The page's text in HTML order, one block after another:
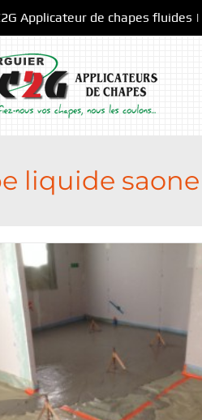
Applicateur de chapes fluides
liquide